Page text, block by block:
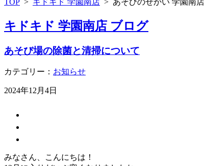
キドキド 学園南店 ブログ
あそび場の除菌と清掃について
カテゴリー： お知らせ
2024年12月4日
みなさん、こんにちは！